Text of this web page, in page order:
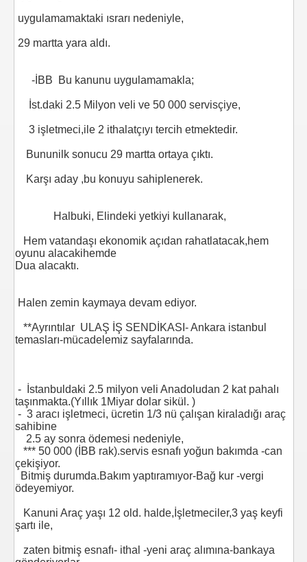
uygulamamaktaki ısrarı nedeniyle,
29 martta yara aldı.
-İBB Bu kanunu uygulamamakla;
İst.daki 2.5 Milyon veli ve 50 000 servisçiye,
3 işletmeci,ile 2 ithalatçıyı tercih etmektedir.
Bununilk sonucu 29 martta ortaya çıktı.
Karşı aday ,bu konuyu sahiplenerek.
Halbuki, Elindeki yetkiyi kullanarak,
Hem vatandaşı ekonomik açıdan rahatlatacak,hem
oyunu alacakihemde
Dua alacaktı.
Halen zemin kaymaya devam ediyor.
**Ayrıntılar ULAŞ İŞ SENDİKASI- Ankara istanbul
temasları-mücadelemiz sayfalarında.
- İstanbuldaki 2.5 milyon veli Anadoludan 2 kat pahalı
taşınmakta.(Yıllık 1Miyar dolar sikül. )
- 3 aracı işletmeci, ücretin 1/3 nü çalışan kiraladığı araç
sahibine
2.5 ay sonra ödemesi nedeniyle,
*** 50 000 (İBB rak).servis esnafı yoğun bakımda -can
çekişiyor.
Bitmiş durumda.Bakım yaptıramıyor-Bağ kur -vergi
ödeyemiyor.
Kanuni Araç yaşı 12 old. halde,İşletmeciler,3 yaş keyfi
şartı ile,
zaten bitmiş esnafı- ithal -yeni araç alımına-bankaya